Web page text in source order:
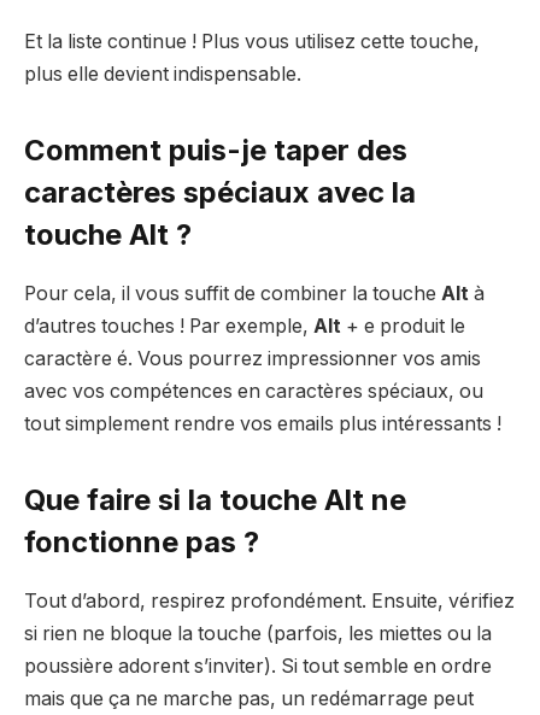
Et la liste continue ! Plus vous utilisez cette touche,
plus elle devient indispensable.
Comment puis-je taper des
caractères spéciaux avec la
touche Alt ?
Pour cela, il vous suffit de combiner la touche Alt à
d’autres touches ! Par exemple, Alt + e produit le
caractère é. Vous pourrez impressionner vos amis
avec vos compétences en caractères spéciaux, ou
tout simplement rendre vos emails plus intéressants !
Que faire si la touche Alt ne
fonctionne pas ?
Tout d’abord, respirez profondément. Ensuite, vérifiez
si rien ne bloque la touche (parfois, les miettes ou la
poussière adorent s’inviter). Si tout semble en ordre
mais que ça ne marche pas, un redémarrage peut